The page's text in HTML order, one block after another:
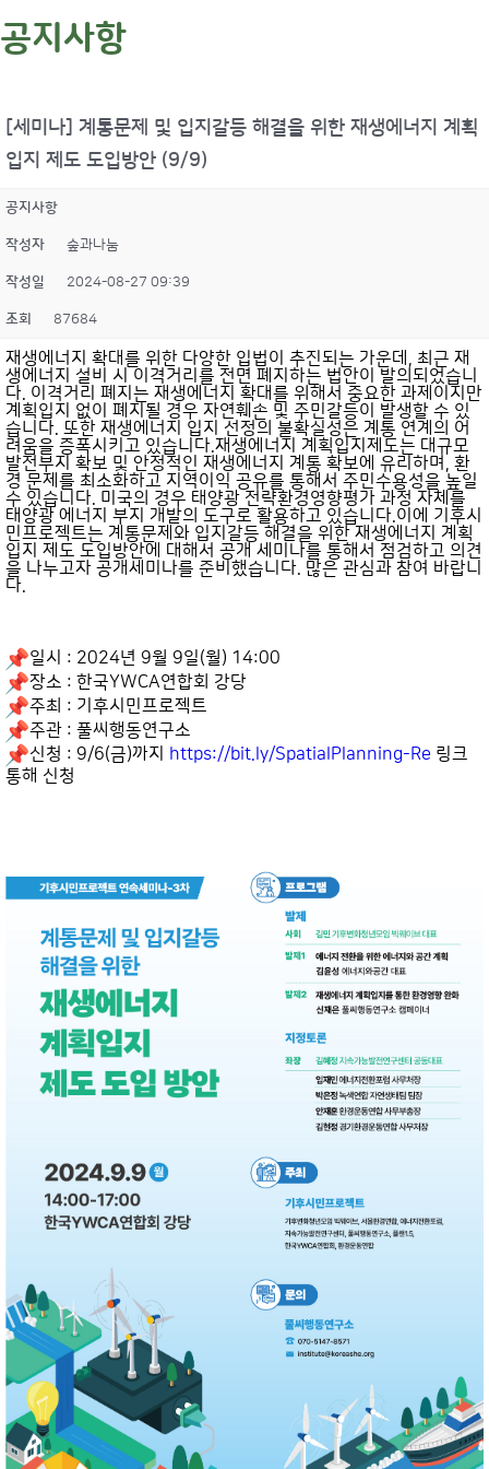
공지사항
[세미나] 계통문제 및 입지갈등 해결을 위한 재생에너지 계획
입지 제도 도입방안 (9/9)
공지사항
작성자 숲과나눔
작성일 2024-08-27 09:39
조회 87684
재생에너지 확대를 위한 다양한 입법이 추진되는 가운데, 최근 재
생에너지 설비 시 이격거리를 전면 폐지하는 법안이 발의되었습니
다. 이격거리 폐지는 재생에너지 확대를 위해서 중요한 과제이지만
계획입지 없이 폐지될 경우 자연훼손 및 주민갈등이 발생할 수 있
습니다. 또한 재생에너지 입지 선정의 불확실성은 계통 연계의 어
려움을 증폭시키고 있습니다.재생에너지 계획입지제도는 대규모
발전부지 확보 및 안정적인 재생에너지 계통 확보에 유리하며, 환
경 문제를 최소화하고 지역이익 공유를 통해서 주민수용성을 높일
수 있습니다. 미국의 경우 태양광 전략환경영향평가 과정 자체를
태양광 에너지 부지 개발의 도구로 활용하고 있습니다.이에 기후시
민프로젝트는 계통문제와 입지갈등 해결을 위한 재생에너지 계획
입지 제도 도입방안에 대해서 공개 세미나를 통해서 점검하고 의견
을 나누고자 공개세미나를 준비했습니다. 많은 관심과 참여 바랍니
다.
일시 : 2024년 9월 9일(월) 14:00
장소 : 한국YWCA연합회 강당
주최 : 기후시민프로젝트
주관 : 풀씨행동연구소
신청 : 9/6(금)까지
https://bit.ly/SpatialPlanning-Re 링크
통해 신청